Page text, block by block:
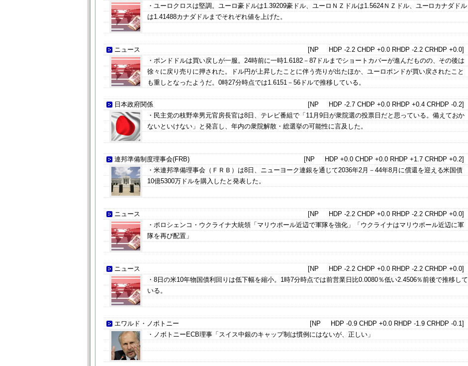
・ユーロクロスは堅調。ユーロ豪ドルは1.39209豪ドル、ユーロＮＺドルは1.5624ＮＺドル、ユーロカナダドル
は1.41488カナダドルまでそれぞれ値を上げた。
ニュース
[NP HDP -2.2 CHDP +0.0 RHDP -2.2 CRHDP +0.0]
・ポンドドルは買い戻しが一服。24時前に一時1.6182－87ドルまでショートカバーが進んだものの、その後は
徐々に戻り売りに押された。ドル円が上昇したことに伴う売りが出たほか、ユーロポンドが買い戻されたこと
も重しとなったようだ。0時27分時点では1.6151－56ドルで推移している。
日本政府関係
[NP HDP -2.7 CHDP +0.0 RHDP +0.4 CRHDP -0.2]
・民主党の枝野幸男元官房長官は8日、テレビ番組で「11月9日が衆院選の投票日だと思っている。備えておか
ないといけない」と発言し、年内の衆院解散・総選挙の可能性に言及した。
連邦準備制度理事会(FRB)
[NP HDP +0.0 CHDP +0.0 RHDP +1.7 CRHDP +0.2]
・米連邦準備理事会（ＦＲＢ）は8日、ニューヨーク連銀を通じて2036年2月－44年8月に償還を迎える米国債
10億5300万ドルを購入したと発表した。
ニュース
[NP HDP -2.2 CHDP +0.0 RHDP -2.2 CRHDP +0.0]
・ポロシェンコ・ウクライナ大統領「マリウポール近辺で軍隊を強化」「ウクライナはマリウポール近辺に軍
隊を再び配置」
ニュース
[NP HDP -2.2 CHDP +0.0 RHDP -2.2 CRHDP +0.0]
・8日の米10年物国債利回りは低下幅を縮小。1時7分時点では前営業日比0.0080％低い2.4506％前後で推移して
いる。
エワルド・ノボトニー
[NP HDP -0.9 CHDP +0.0 RHDP -1.9 CRHDP -0.1]
・ノボトニーECB理事「スイス中銀のキャップ制は慣例にはないが、正しい」